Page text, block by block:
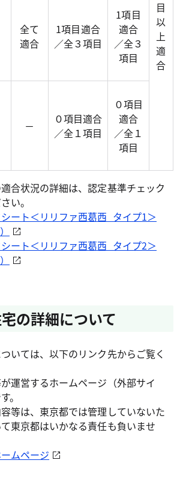
目
以
上
適
合
全て
適合
1項目適合
／全３項目
1項目
適合
／全３
項目
－
０項目適合
／全１項目
０項目
適合
／全１
項目
状況の詳細は、認定基準チェック
い。
ート＜リリファ西葛西_タイプ1＞
ート＜リリファ西葛西_タイプ2＞
の詳細について
いては、以下のリンク先からご覧く
営するホームページ（外部サイ
。
は、東京都では管理していないた
東京都はいかなる責任も負いませ
ムページ